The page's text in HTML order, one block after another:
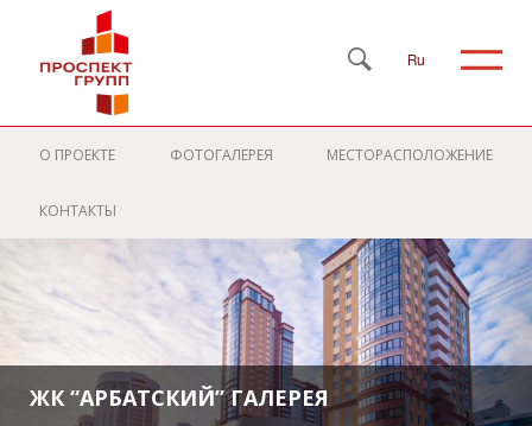
Ru
О ПРОЕКТЕ ФОТОГАЛЕРЕЯ МЕСТОРАСПОЛОЖЕНИЕ
КОНТАКТЫ
ЖК “АРБАТСКИЙ” ГАЛЕРЕЯ